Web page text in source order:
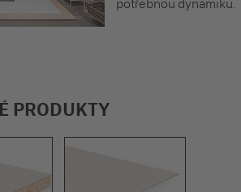
potřebnou dynamiku.
PRODUKTY